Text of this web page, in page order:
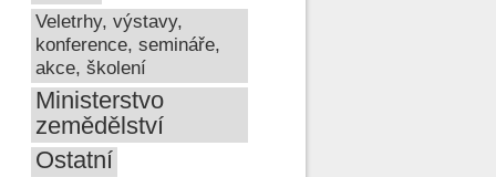
Veletrhy, výstavy,
konference, semináře,
akce, školení
Ministerstvo
zemědělství
Ostatní